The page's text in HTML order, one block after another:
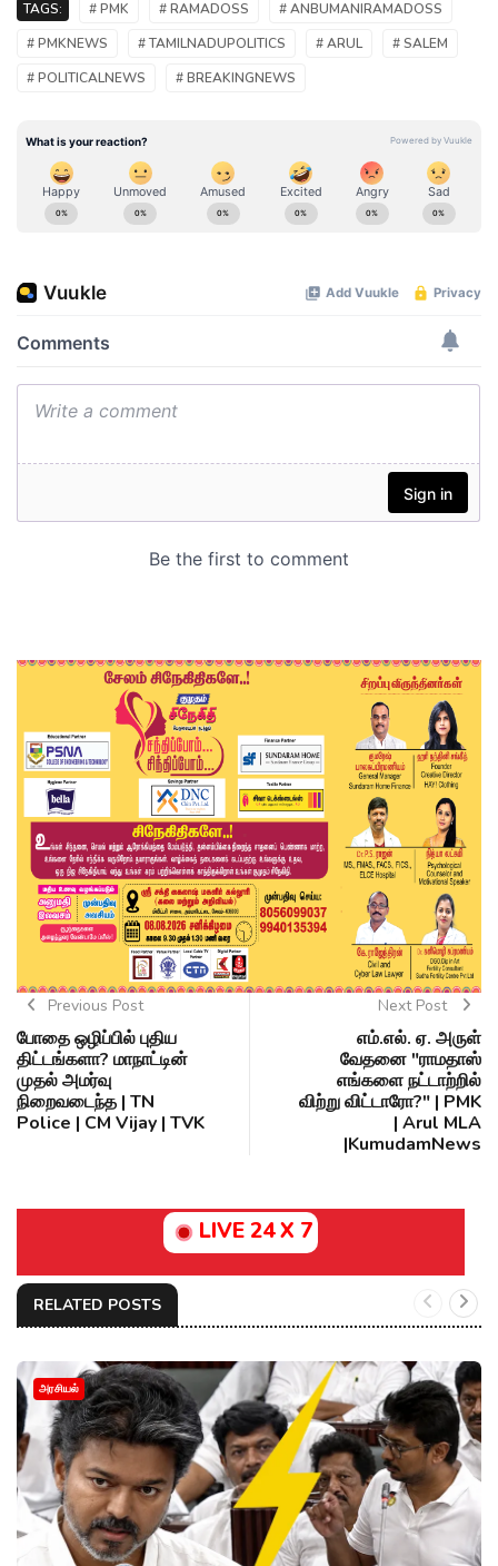
TAGS: # PMK # RAMADOSS
# ANBUMANIRAMADOSS
# PMKNEWS
# TAMILNADUPOLITICS # ARUL
# SALEM
# POLITICALNEWS
# BREAKINGNEWS
Previous Post
போதை ஒழிப்பில் புதிய
திட்டங்களா? மாநாட்டின்
முதல் அமர்வு
நிறைவடைந்த | TN
Police | CM Vijay | TVK
Next Post
எம்.எல். ஏ. அருள்
வேதனை "ராமதாஸ்
எங்களை நட்டாற்றில்
விற்று விட்டாரோ?" | PMK
| Arul MLA
|KumudamNews
LIVE 24 X 7
RELATED POSTS
அரசியல்